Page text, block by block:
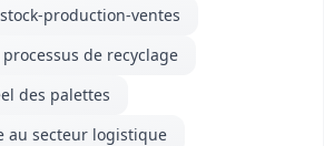
production-ventes
de recyclage
des palettes
au secteur logistique